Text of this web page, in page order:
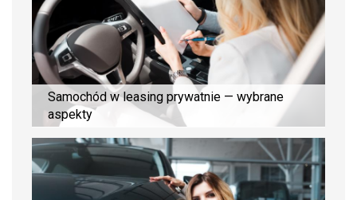
Samochód w leasing prywatnie — wybrane
aspekty